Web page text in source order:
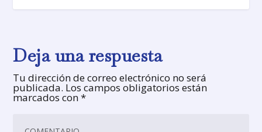
Deja una respuesta
Tu dirección de correo electrónico no será
publicada. Los campos obligatorios están
marcados con*